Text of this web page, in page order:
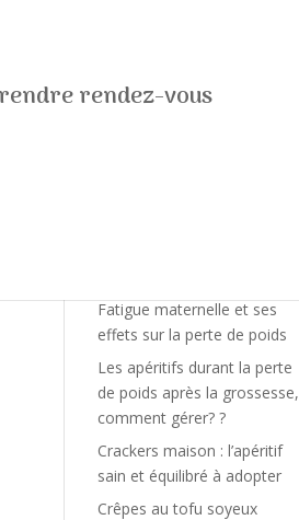
rendez-vous
Fatigue maternelle et ses
effets sur la perte de poids
Les apéritifs durant la perte
de poids après la grossesse,
comment gérer? ?
Crackers maison : l’apéritif
sain et équilibré à adopter
Crêpes au tofu soyeux